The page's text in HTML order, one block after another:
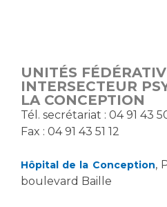
UNITÉS
INTERSECTEUR
LA CONCEPTION
Tél. secrétariat : 04 91 43
Fax : 04 91 43 51 12
Hôpital de la Conception,
boulevard Baille